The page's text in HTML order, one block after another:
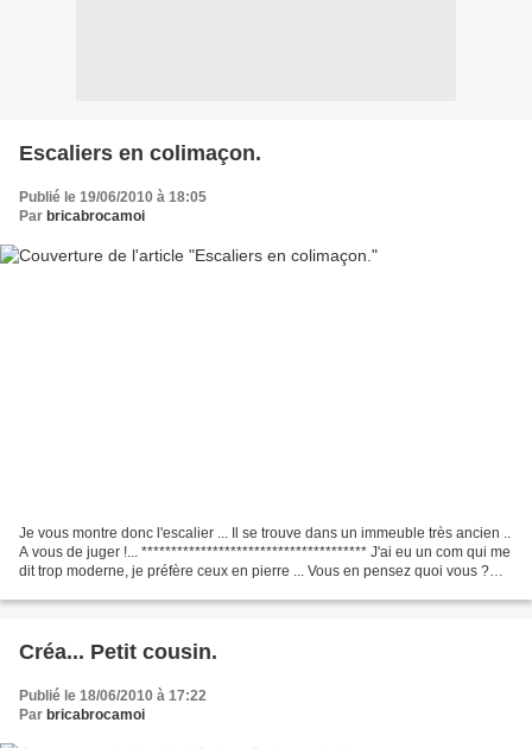
Escaliers en colimaçon.
Publié le 19/06/2010 à 18:05
Par bricabrocamoi
Je vous montre donc l'escalier ... Il se trouve dans un immeuble très ancien ..
A vous de juger !... ************************************** J'ai eu un com qui me
dit trop moderne, je préfère ceux en pierre ... Vous en pensez quoi vous ?
Créa... Petit cousin.
Publié le 18/06/2010 à 17:22
Par bricabrocamoi